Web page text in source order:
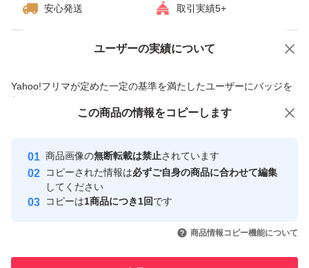
安心発送 取引実績5+
ユーザーの実績について
Yahoo!フリマが定めた一定の基準を満たしたユーザーにバッジを
付与しています
安心取引出品者
心・安全なユーザーです
取引実績
引を完了させた実績があります
価格の相談 商品への質問
この商品の情報をコピーします
商品画像の無断転載は禁止されています
コピーされた情報は必ずご自身の商品に合わせて編集
してください
コピーは1商品につき1回です
商品情報コピー機能について
この商品をみている人にオススメ